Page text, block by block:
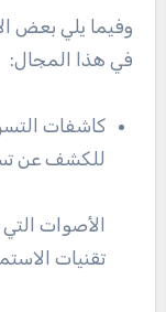
وفيما يلي بعض
في هذا المجال:
كاشفات
للكشف عن
الأصوات
تقنيات